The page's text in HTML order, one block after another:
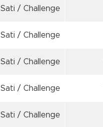
Sati / Challenge
Sati / Challenge
Sati / Challenge
Sati / Challenge
Sati / Challenge